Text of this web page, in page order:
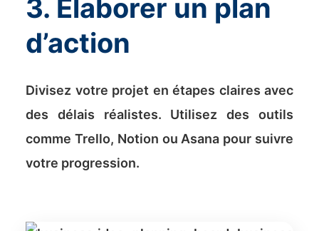
3. Élaborer un plan
d’action
Divisez votre projet en étapes claires avec
des délais réalistes. Utilisez des outils
comme Trello, Notion ou Asana pour suivre
votre progression.